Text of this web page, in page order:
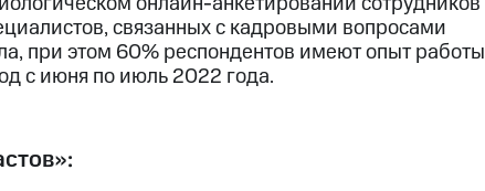
связанных с кадровыми вопросами
при этом 60% респондентов имеют опыт работы
с июня по июль 2022 года.